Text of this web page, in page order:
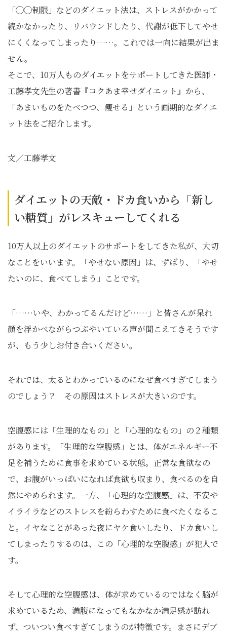
「◯◯制限」などのダイエット法は、ストレスがかかって
続かなかったり、リバウンドしたり、代謝が低下してやせ
にくくなってしまったり……。これでは一向に結果が出ま
せん。
そこで、10万人ものダイエットをサポートしてきた医師・
工藤孝文先生の著書『コクあま幸せダイエット』から、
「あまいものをたべつつ、痩せる」という画期的なダイエ
ット法をご紹介します。
文／工藤孝文
ダイエットの天敵・ドカ食いから「新し
い糖質」がレスキューしてくれる
10万人以上のダイエットのサポートをしてきた私が、大切
なことをいいます。「やせない原因」は、ずばり、「やせ
たいのに、食べてしまう」ことです。
「……いや、わかってるんだけど……」と皆さんが呆れ
顔を浮かべながらつぶやいている声が聞こえてきそうです
が、もう少しお付き合いください。
それでは、太るとわかっているのになぜ食べすぎてしまう
のでしょう？ その原因はストレスが大きいのです。
空腹感には「生理的なもの」と「心理的なもの」の２種類
があります。「生理的な空腹感」とは、体がエネルギー不
足を補うために食事を求めている状態。正常な食欲なの
で、お腹がいっぱいになれば食欲も収まり、食べるのを自
然にやめられます。一方、「心理的な空腹感」は、不安や
イライラなどのストレスを紛らわすために食べたくなるこ
と。イヤなことがあった夜にヤケ食いしたり、ドカ食いし
てしまったりするのは、この「心理的な空腹感」が犯人で
す。
そして心理的な空腹感は、体が求めているのではなく脳が
求めているため、満腹になってもなかなか満足感が訪れ
ず、ついつい食べすぎてしまうのが特徴です。まさにデブ